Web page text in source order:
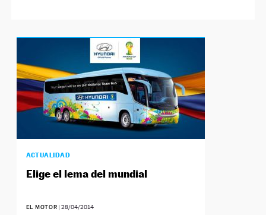
ACTUALIDAD
Elige el lema del mundial
EL MOTOR |28/04/2014